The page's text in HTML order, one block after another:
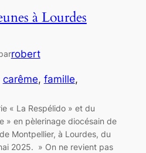
à Lourdes
robert
carême, famille
« La Respélido » et du
» en pèlerinage diocésain de
Montpellier, à Lourdes, du
2025. » On ne revient pas